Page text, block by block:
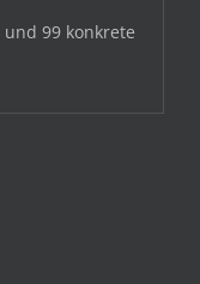
99 konkrete